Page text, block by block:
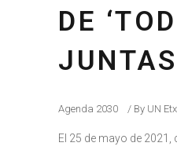
DE
Agenda 2030 By UN
El 25 de mayo de